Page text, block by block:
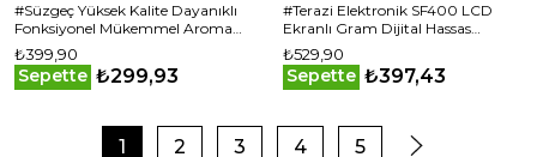
#Süzgeç Yüksek Kalite Dayanıklı
Fonksiyonel Mükemmel Aroma
Süzgeç Paslanmaz Çelik Pratik
Çay Süzgeci
₺399,90
Sepette ₺299,93
#Terazi Elektronik SF400 LCD
Ekranlı Gram Dijital Hassas
Mutfak Tartısı Mutfak Terazisi
10Kg
₺529,90
Sepette ₺397,43
1 2 3 4 5